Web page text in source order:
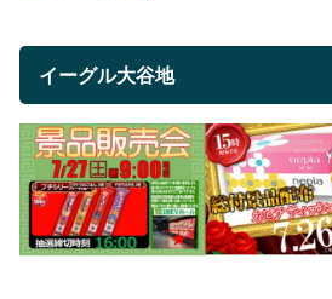
イーグル大谷地